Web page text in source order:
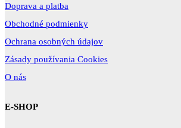
Doprava a platba
Obchodné podmienky
Ochrana osobných údajov
Zásady používania Cookies
O nás
E-SHOP